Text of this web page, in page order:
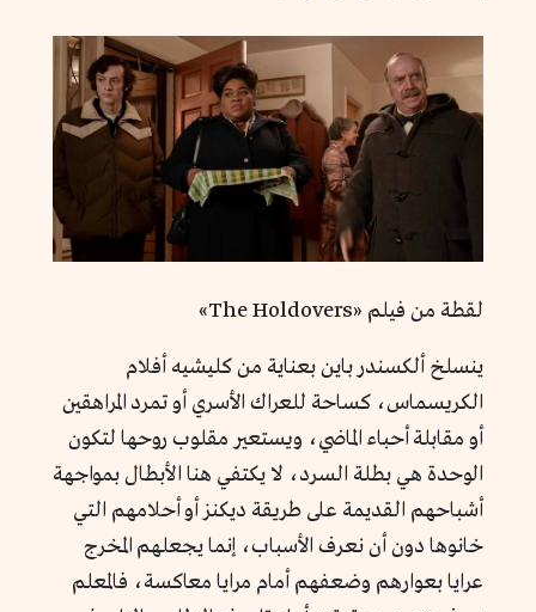
لقطة من فيلم «The Holdovers»
ينسلخ ألكسندر باين بعناية من كليشيه أفلام
الكريسماس، كساحة للعراك الأسري أو تمرد المراهقين
أو مقابلة أحباء الماضي، ويستعير مقلوب روحها لتكون
الوحدة هي بطلة السرد، لا يكتفي هنا الأبطال بمواجهة
أشباحهم القديمة على طريقة ديكنز أو أحلامهم التي
خانوها دون أن نعرف الأسباب، إنما يجعلهم المخرج
عرايا بعوارهم وضعفهم أمام مرايا معاكسة، فالمعلم